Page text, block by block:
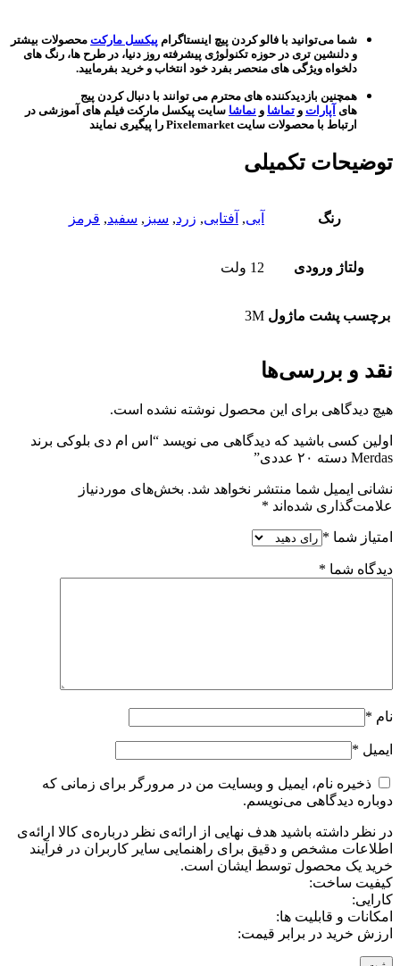
شما می‌توانید با فالو کردن پیچ اینستاگرام پیکسل مارکت محصولات بیشتر
و دلنشین تری در حوزه تکنولوژی پیشرفته روز دنیا، در طرح ها، رنگ های
دلخواه ویژگی های منحصر بفرد خود انتخاب و خرید بفرمایید.
همچنین بازدیدکننده های محترم می توانند با دنبال کردن پیج
های آپارات و تماشا و نماشا سایت پیکسل مارکت فیلم های آموزشی در
ارتباط با محصولات سایت Pixelemarket را پیگیری نمایند
توضیحات تکمیلی
رنگ آبی, آفتابی, زرد, سبز , سفید, قرمز
ولتاژ ورودی 12 ولت
برچسب پشت ماژول 3M
نقد و بررسی‌ها
هیچ دیدگاهی برای این محصول نوشته نشده است.
اولین کسی باشید که دیدگاهی می نویسد “اس ام دی بلوکی برند
Merdas دسته ۲۰ عددی”
نشانی ایمیل شما منتشر نخواهد شد. بخش‌های موردنیاز
علامت‌گذاری شده‌اند *
امتیاز شما *
دیدگاه شما *
نام *
ایمیل *
ذخیره نام، ایمیل و وبسایت من در مرورگر برای زمانی که
دوباره دیدگاهی می‌نویسم.
در نظر داشته باشید هدف نهایی از ارائه‌ی نظر درباره‌ی کالا ارائه‌ی
اطلاعات مشخص و دقیق برای راهنمایی سایر کاربران در فرآیند
خرید یک محصول توسط ایشان است.
کیفیت ساخت:
کارایی:
امکانات و قابلیت ها:
ارزش خرید در برابر قیمت: